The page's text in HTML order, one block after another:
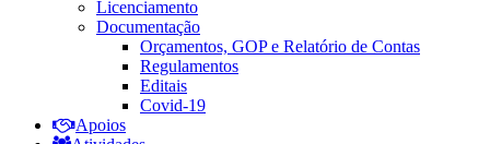
Licenciamento
Documentação
Orçamentos, GOP e Relatório de Contas
Regulamentos
Editais
Covid-19
Apoios